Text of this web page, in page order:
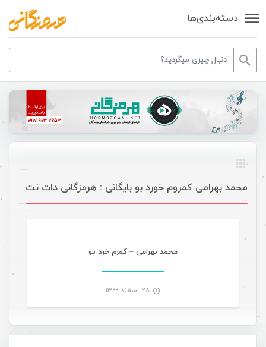
دسته‌بندی‌ها
محمد بهرامی کمروم خورد بو بایگانی : هرمزگانی دات نت
محمد بهرامی – کمرم خرد بو
۲۸ اسفند ۱۳۹۹